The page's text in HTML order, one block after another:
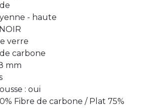
- haute
verre
carbone
mm
: oui
Fibre de carbone / Plat 75%